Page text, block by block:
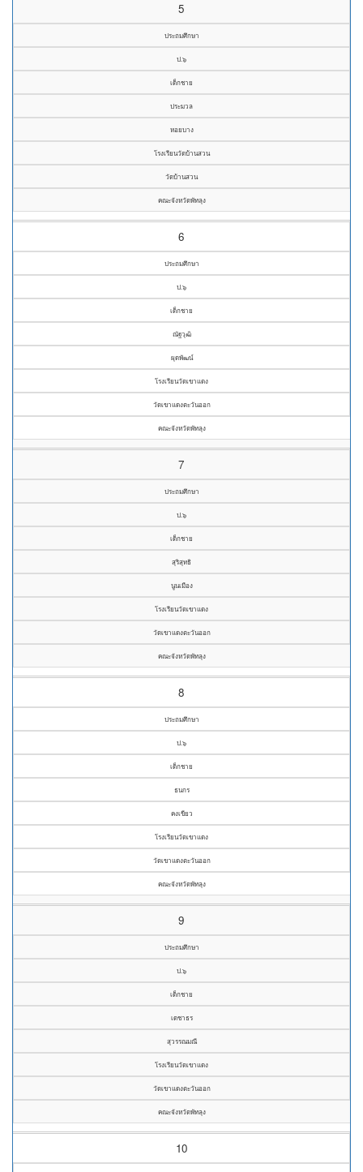
5
ประถมศึกษา
ป.๖
เด็กชาย
ประมวล
หอยบาง
โรงเรียนวัดบ้านสวน
วัดบ้านสวน
คณะจังหวัดพัทลุง
6
ประถมศึกษา
ป.๖
เด็กชาย
ณัฐวุฒิ
ผุดพัฒน์
โรงเรียนวัดเขาแดง
วัดเขาแดงตะวันออก
คณะจังหวัดพัทลุง
7
ประถมศึกษา
ป.๖
เด็กชาย
สุริสุทธิ
นูนเมือง
โรงเรียนวัดเขาแดง
วัดเขาแดงตะวันออก
คณะจังหวัดพัทลุง
8
ประถมศึกษา
ป.๖
เด็กชาย
ธนกร
คงเขียว
โรงเรียนวัดเขาแดง
วัดเขาแดงตะวันออก
คณะจังหวัดพัทลุง
9
ประถมศึกษา
ป.๖
เด็กชาย
เดชาธร
สุวรรณมณี
โรงเรียนวัดเขาแดง
วัดเขาแดงตะวันออก
คณะจังหวัดพัทลุง
10